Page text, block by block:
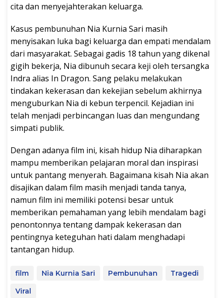
cita dan menyejahterakan keluarga.
Kasus pembunuhan Nia Kurnia Sari masih
menyisakan luka bagi keluarga dan empati mendalam
dari masyarakat. Sebagai gadis 18 tahun yang dikenal
gigih bekerja, Nia dibunuh secara keji oleh tersangka
Indra alias In Dragon. Sang pelaku melakukan
tindakan kekerasan dan kekejian sebelum akhirnya
menguburkan Nia di kebun terpencil. Kejadian ini
telah menjadi perbincangan luas dan mengundang
simpati publik.
Dengan adanya film ini, kisah hidup Nia diharapkan
mampu memberikan pelajaran moral dan inspirasi
untuk pantang menyerah. Bagaimana kisah Nia akan
disajikan dalam film masih menjadi tanda tanya,
namun film ini memiliki potensi besar untuk
memberikan pemahaman yang lebih mendalam bagi
penontonnya tentang dampak kekerasan dan
pentingnya keteguhan hati dalam menghadapi
tantangan hidup.
film Nia Kurnia Sari Pembunuhan
Tragedi
Viral